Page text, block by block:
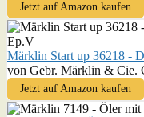
Jetzt auf Amazon kaufen
Märklin Start up 36218 -
von Gebr. Märklin & Cie.
Jetzt auf Amazon kaufen